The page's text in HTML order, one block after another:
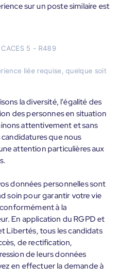
sur un poste similaire est
5 - R489
liée requise, quelque soit
la diversité, l'égalité des
des personnes en situation
attentivement et sans
que nous
attention particulières aux
données personnelles sont
soin pour garantir votre vie
à la
En application du RGPD et
Libertés, tous les candidats
de rectification,
de leurs données
en effectuer la demande à